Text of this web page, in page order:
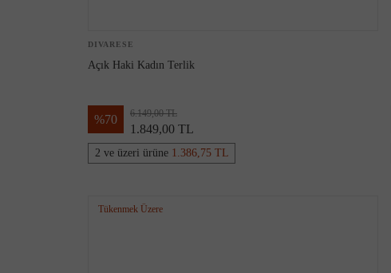
DIVARESE
Açık Haki Kadın Terlik
%70 6.149,00 TL
1.849,00 TL
2 ve üzeri ürüne 1.386,75 TL
Tükenmek Üzere